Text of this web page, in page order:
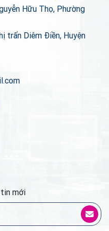
Hữu Thọ, Phường
trấn Diêm Điền, Huyện
mới